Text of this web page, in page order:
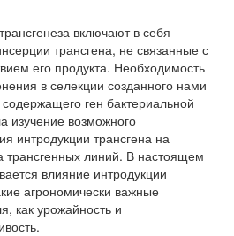
включают в себя
трансгена, не связанные с
его продукта. Необходимость
в селекции созданного нами
ген бактериальной
изучение возможного
интродукции трансгена на
трансгенных линий. В настоящем
влияние интродукции
агрономически важные
как урожайность и